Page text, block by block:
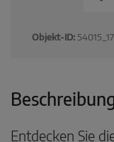
Objekt-ID:
Entdecken Sie